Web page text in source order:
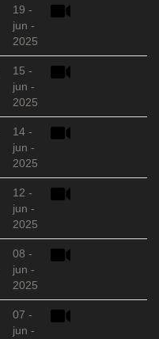
19 -
jun -
2025
15 -
jun -
2025
14 -
jun -
2025
12 -
jun -
2025
08 -
jun -
2025
07 -
jun -